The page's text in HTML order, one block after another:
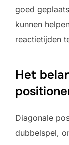
goed
kunnen
reactietijden
Het
Diagonale
dubbelspel,